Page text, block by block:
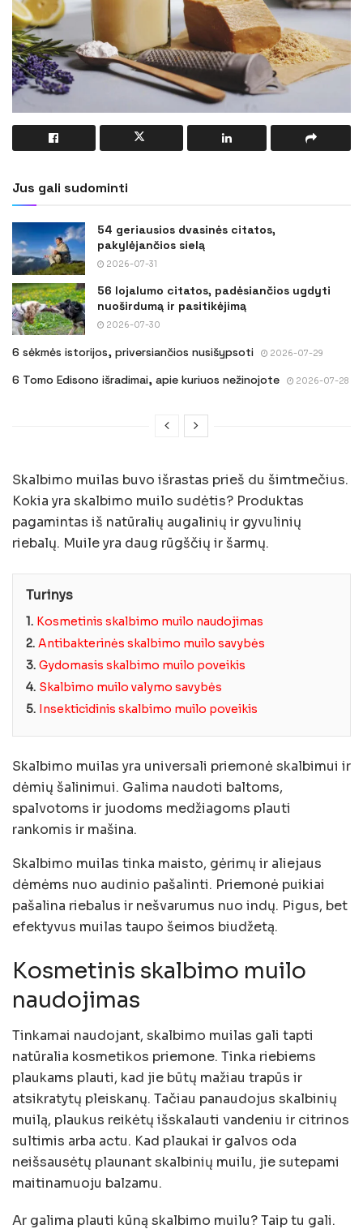
Jus gali sudominti
54 geriausios dvasinės citatos,
pakylėjančios sielą
2026-07-31
56 lojalumo citatos, padėsiančios ugdyti
nuoširdumą ir pasitikėjimą
2026-07-30
6 sėkmės istorijos, priversiančios nusišypsoti 2026-07-29
6 Tomo Edisono išradimai, apie kuriuos nežinojote 2026-07-28
Skalbimo muilas buvo išrastas prieš du šimtmečius.
Kokia yra skalbimo muilo sudėtis? Produktas
pagamintas iš natūralių augalinių ir gyvulinių
riebalų. Muile yra daug rūgščių ir šarmų.
Turinys
1. Kosmetinis skalbimo muilo naudojimas
2. Antibakterinės skalbimo muilo savybės
3. Gydomasis skalbimo muilo poveikis
4. Skalbimo muilo valymo savybės
5. Insekticidinis skalbimo muilo poveikis
Skalbimo muilas yra universali priemonė skalbimui ir
dėmių šalinimui. Galima naudoti baltoms,
spalvotoms ir juodoms medžiagoms plauti
rankomis ir mašina.
Skalbimo muilas tinka maisto, gėrimų ir aliejaus
dėmėms nuo audinio pašalinti. Priemonė puikiai
pašalina riebalus ir nešvarumus nuo indų. Pigus, bet
efektyvus muilas taupo šeimos biudžetą.
Kosmetinis skalbimo muilo
naudojimas
Tinkamai naudojant, skalbimo muilas gali tapti
natūralia kosmetikos priemone. Tinka riebiems
plaukams plauti, kad jie būtų mažiau trapūs ir
atsikratytų pleiskanų. Tačiau panaudojus skalbinių
muilą, plaukus reikėtų išskalauti vandeniu ir citrinos
sultimis arba actu. Kad plaukai ir galvos oda
neišsausėtų plaunant skalbinių muilu, jie sutepami
maitinamuoju balzamu.
Ar galima plauti kūną skalbimo muilu? Taip tu gali.